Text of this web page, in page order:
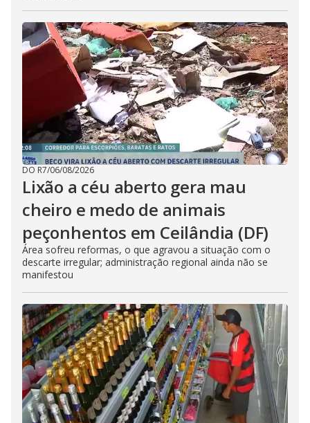
DO R7/06/08/2026
Lixão a céu aberto gera mau
cheiro e medo de animais
peçonhentos em Ceilândia (DF)
Área sofreu reformas, o que agravou a situação com o
descarte irregular; administração regional ainda não se
manifestou